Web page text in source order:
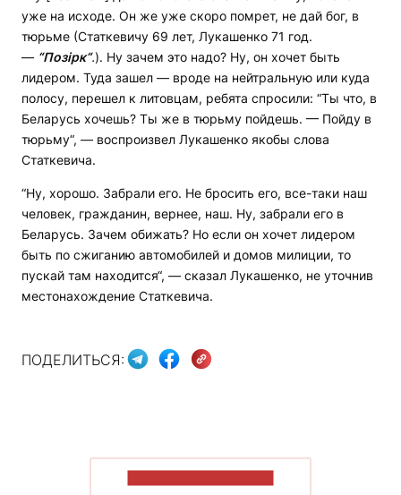
уже на исходе. Он же уже скоро помрет, не дай бог, в
тюрьме (Статкевичу 69 лет, Лукашенко 71 год.
— “Позірк“.). Ну зачем это надо? Ну, он хочет быть
лидером. Туда зашел — вроде на нейтральную или куда
полосу, перешел к литовцам, ребята спросили: “Ты что, в
Беларусь хочешь? Ты же в тюрьму пойдешь. — Пойду в
тюрьму“, — воспроизвел Лукашенко якобы слова
Статкевича.
“Ну, хорошо. Забрали его. Не бросить его, все-таки наш
человек, гражданин, вернее, наш. Ну, забрали его в
Беларусь. Зачем обижать? Но если он хочет лидером
быть по сжиганию автомобилей и домов милиции, то
пускай там находится“, — сказал Лукашенко, не уточнив
местонахождение Статкевича.
ПОДЕЛИТЬСЯ: